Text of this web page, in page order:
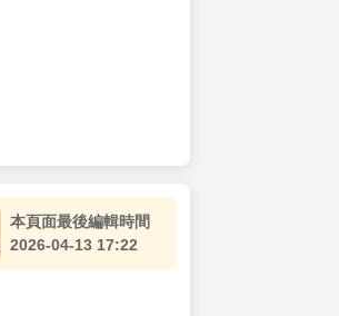
本頁面最後編輯時間
2026-04-13 17:22